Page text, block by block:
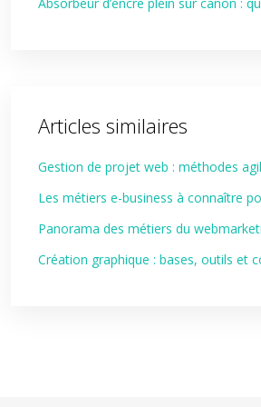
Articles similaires
Gestion de projet web : méthodes
Les métiers e-business à connaître
Panorama des métiers du
Création graphique : bases, outils et